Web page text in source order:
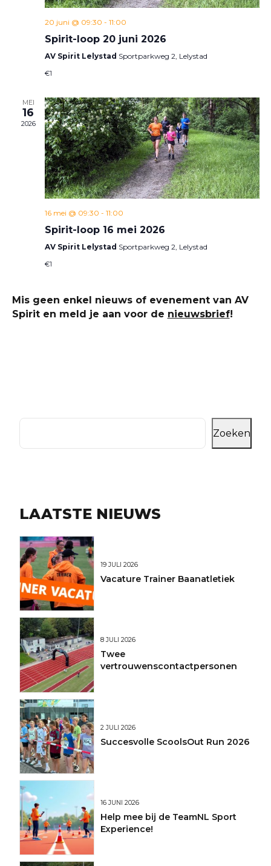
20 juni @ 09:30 - 11:00
Spirit-loop 20 juni 2026
AV Spirit Lelystad Sportparkweg 2, Lelystad
€1
MEI
16
2026
16 mei @ 09:30 - 11:00
Spirit-loop 16 mei 2026
AV Spirit Lelystad Sportparkweg 2, Lelystad
€1
Mis geen enkel nieuws of evenement van AV
Spirit en meld je aan voor de nieuwsbrief!
Zoeken
LAATSTE NIEUWS
19 JULI 2026
Vacature Trainer Baanatletiek
8 JULI 2026
Twee
vertrouwenscontactpersonen
2 JULI 2026
Succesvolle ScoolsOut Run 2026
16 JUNI 2026
Help mee bij de TeamNL Sport
Experience!